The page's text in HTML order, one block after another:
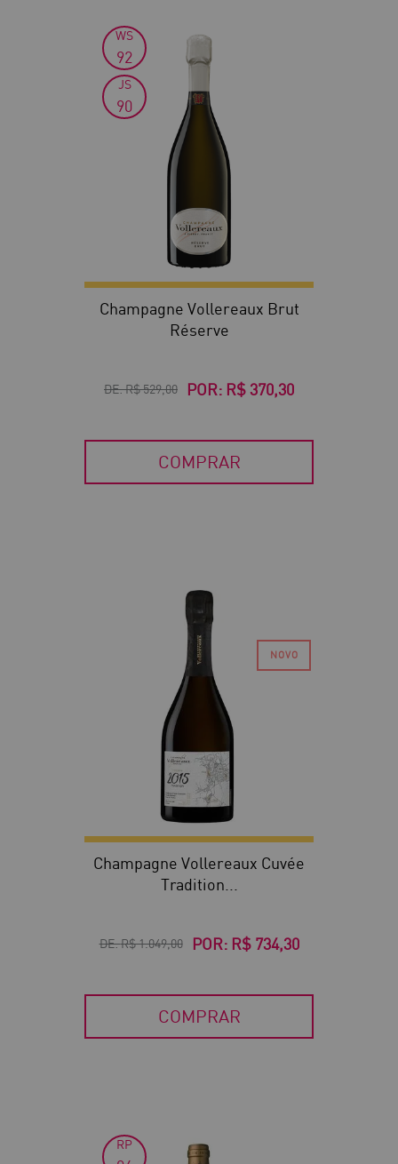
WS
92
JS
90
Champagne Vollereaux Brut
Réserve
DE:R$ 529,00 POR: R$ 370,30
COMPRAR
Champagne Vollereaux Cuvée
Tradition...
DE:R$ 1.049,00 POR: R$ 734,30
COMPRAR
RP